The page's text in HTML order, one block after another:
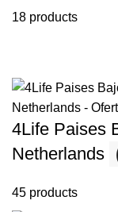
18 products
4Life Paises
Netherlands
45 products